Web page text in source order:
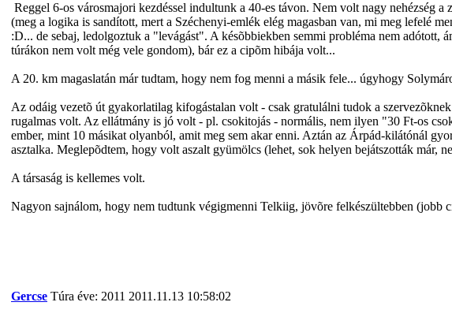
Reggel 6-os városmajori kezdéssel indultunk a 40-es távon. Nem volt nagy nehézség
(meg a logika is sandított, mert a Széchenyi-emlék elég magasban van, mi meg lefelé
:D... de sebaj, ledolgoztuk a "levágást". A késõbbiekben semmi probléma nem adótott,
túrákon nem volt még vele gondom), bár ez a cipõm hibája volt...
A 20. km magaslatán már tudtam, hogy nem fog menni a másik fele... úgyhogy
Az odáig vezetõ út gyakorlatilag kifogástalan volt - csak gratulálni tudok a
rugalmas volt. Az ellátmány is jó volt - pl. csokitojás - normális, nem ilyen "30 Ft-os
ember, mint 10 másikat olyanból, amit meg sem akar enni. Aztán az Árpád-kilátónál
asztalka. Meglepõdtem, hogy volt aszalt gyümölcs (lehet, sok helyen bejátszották már,
A társaság is kellemes volt.
Nagyon sajnálom, hogy nem tudtunk végigmenni Telkiig, jövõre felkészültebben
Gercse Túra éve: 2011 2011.11.13 10:58:02